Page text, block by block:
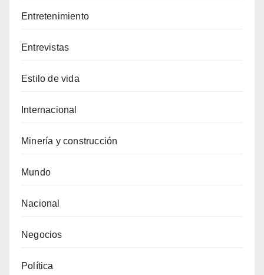
Entretenimiento
Entrevistas
Estilo de vida
Internacional
Minería y construcción
Mundo
Nacional
Negocios
Política